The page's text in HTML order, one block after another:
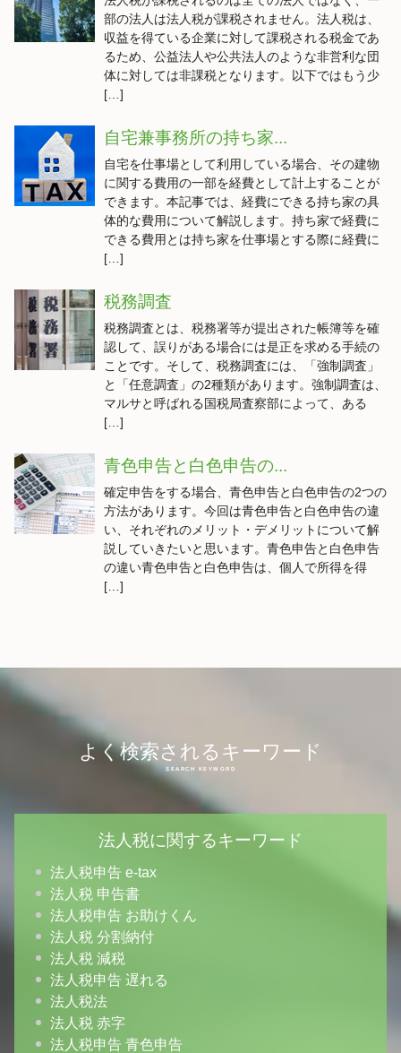
部の法人は法人税が課税されません。法人税は、
収益を得ている企業に対して課税される税金であ
るため、公益法人や公共法人のような非営利な団
体に対しては非課税となります。以下ではもう少
[…]
自宅兼事務所の持ち家...
自宅を仕事場として利用している場合、その建物
に関する費用の一部を経費として計上することが
できます。本記事では、経費にできる持ち家の具
体的な費用について解説します。持ち家で経費に
できる費用とは持ち家を仕事場とする際に経費に
[…]
税務調査
税務調査とは、税務署等が提出された帳簿等を確
認して、誤りがある場合には是正を求める手続の
ことです。そして、税務調査には、「強制調査」
と「任意調査」の2種類があります。強制調査は、
マルサと呼ばれる国税局査察部によって、ある
[…]
青色申告と白色申告の...
確定申告をする場合、青色申告と白色申告の2つの
方法があります。今回は青色申告と白色申告の違
い、それぞれのメリット・デメリットについて解
説していきたいと思います。青色申告と白色申告
の違い青色申告と白色申告は、個人で所得を得
[…]
よく検索されるキーワード
法人税に関するキーワード
法人税申告 e-tax
法人税 申告書
法人税申告 お助けくん
法人税 分割納付
法人税 減税
法人税申告 遅れる
法人税法
法人税 赤字
法人税申告 青色申告